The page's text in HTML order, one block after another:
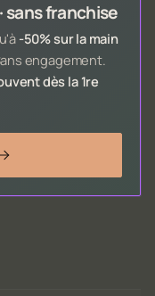
sans franchise
-50% sur la main
engagement.
dès la 1re